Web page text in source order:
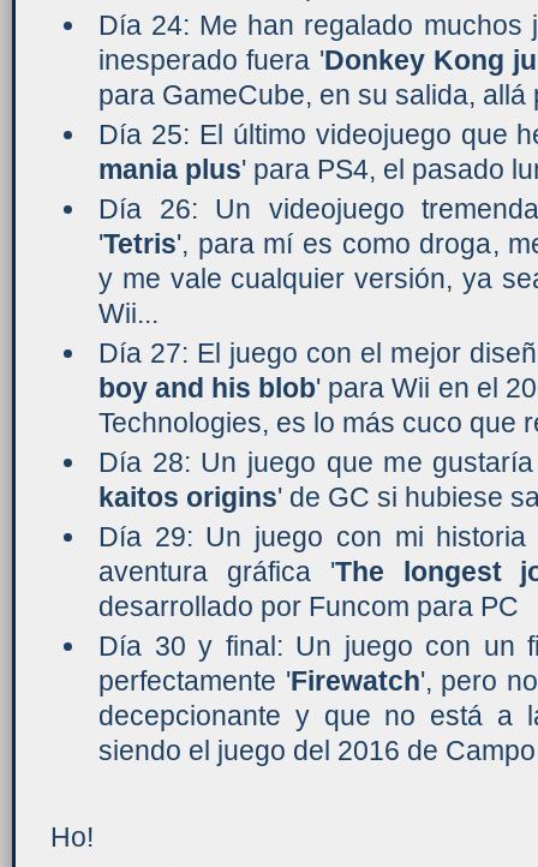
Día 24: Me han regalado muchos
inesperado fuera 'Donkey Kong
para GameCube, en su salida, allá
Día 25: El último videojuego que
mania plus' para PS4, el pasado
Día 26: Un videojuego
'Tetris', para mí es como droga,
y me vale cualquier versión, ya
Wii...
Día 27: El juego con el mejor
boy and his blob' para Wii en el
Technologies, es lo más cuco que
Día 28: Un juego que me
kaitos origins' de GC si hubiese
Día 29: Un juego con mi
aventura gráfica 'The longest
desarrollado por Funcom para PC
Día 30 y final: Un juego con un
perfectamente 'Firewatch', pero
decepcionante y que no está a
siendo el juego del 2016 de
Ho!